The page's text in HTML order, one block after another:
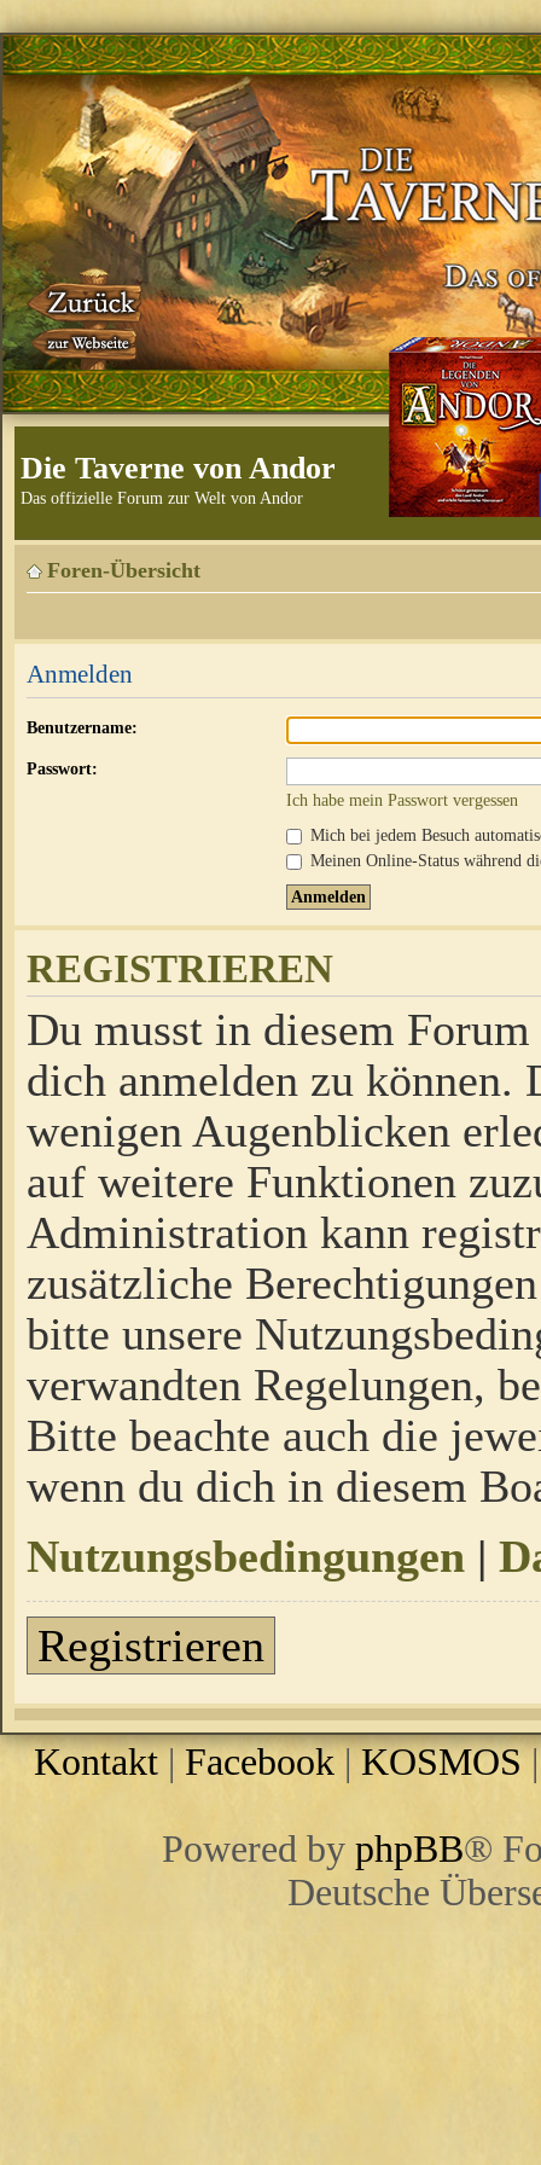
Die Taverne von Andor
Das offizielle Forum zur Welt von Andor
Foren-Übersicht
Anmelden
Benutzername:
Passwort:
Ich habe mein Passwort vergessen
Mich bei jedem Besuch
Meinen Online-Status während
REGISTRIEREN
Du musst in diesem
dich anmelden zu
wenigen Augenblicken
auf weitere Funktionen
Administration kann
zusätzliche
bitte unsere
verwandten Regelungen,
Bitte beachte auch die
wenn du dich in diesem
Nutzungsbedingungen |
Registrieren
Kontakt | Facebook |KOSMOS
Powered by phpBB®
Deutsche